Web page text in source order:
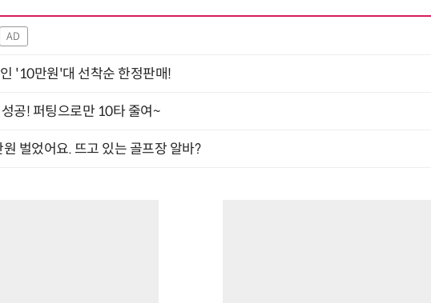
AD
'10만원'대 선착순 한정판매!
공! 퍼팅으로만 10타 줄여~
벌었어요. 뜨고 있는 골프장 알바?